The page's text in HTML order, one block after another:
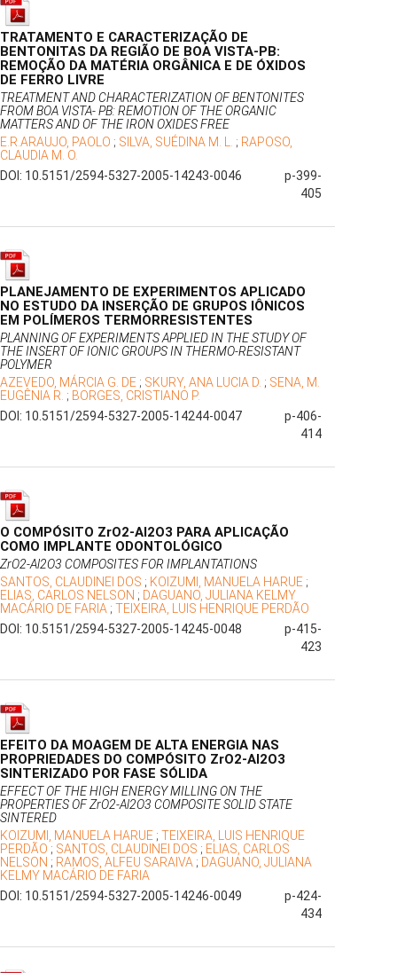
TRATAMENTO E CARACTERIZAÇÃO DE
BENTONITAS DA REGIÃO DE BOA VISTA-PB:
REMOÇÃO DA MATÉRIA ORGÂNICA E DE ÓXIDOS
DE FERRO LIVRE
TREATMENT AND CHARACTERIZATION OF BENTONITES
FROM BOA VISTA- PB: REMOTION OF THE ORGANIC
MATTERS AND OF THE IRON OXIDES FREE
E.R.ARAUJO, PAOLO ; SILVA, SUÉDINA M. L. ; RAPOSO,
CLAUDIA M. O.
DOI: 10.5151/2594-5327-2005-14243-0046
p-399-
405
PLANEJAMENTO DE EXPERIMENTOS APLICADO
NO ESTUDO DA INSERÇÃO DE GRUPOS IÔNICOS
EM POLÍMEROS TERMORRESISTENTES
PLANNING OF EXPERIMENTS APPLIED IN THE STUDY OF
THE INSERT OF IONIC GROUPS IN THERMO-RESISTANT
POLYMER
AZEVEDO, MÁRCIA G. DE ; SKURY, ANA LUCIA D. ; SENA, M.
EUGÊNIA R. ; BORGES, CRISTIANO P.
DOI: 10.5151/2594-5327-2005-14244-0047
p-406-
414
O COMPÓSITO ZrO2-Al2O3 PARA APLICAÇÃO
COMO IMPLANTE ODONTOLÓGICO
ZrO2-Al2O3 COMPOSITES FOR IMPLANTATIONS
SANTOS, CLAUDINEI DOS ; KOIZUMI, MANUELA HARUE ;
ELIAS, CARLOS NELSON ; DAGUANO, JULIANA KELMY
MACÁRIO DE FARIA ; TEIXEIRA, LUIS HENRIQUE PERDÃO
DOI: 10.5151/2594-5327-2005-14245-0048
p-415-
423
EFEITO DA MOAGEM DE ALTA ENERGIA NAS
PROPRIEDADES DO COMPÓSITO ZrO2-Al2O3
SINTERIZADO POR FASE SÓLIDA
EFFECT OF THE HIGH ENERGY MILLING ON THE
PROPERTIES OF ZrO2-Al2O3 COMPOSITE SOLID STATE
SINTERED
KOIZUMI, MANUELA HARUE ; TEIXEIRA, LUIS HENRIQUE
PERDÃO ; SANTOS, CLAUDINEI DOS ; ELIAS, CARLOS
NELSON ; RAMOS, ALFEU SARAIVA ; DAGUANO, JULIANA
KELMY MACÁRIO DE FARIA
DOI: 10.5151/2594-5327-2005-14246-0049
p-424-
434